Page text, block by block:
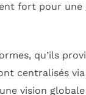
fort pour une
qu’ils
centralisés
vision